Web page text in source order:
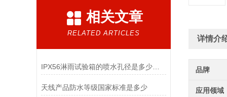
相关文章
RELATED ARTICLES
IPX56淋雨试验箱的喷水孔径是多少呢？
天线产品防水等级国家标准是多少
详情介
品牌
应用领域